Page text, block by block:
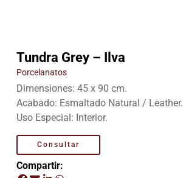
Tundra Grey – Ilva
Porcelanatos
Dimensiones: 45 x 90 cm.
Acabado: Esmaltado Natural / Leather.
Uso Especial: Interior.
Consultar
Compartir: